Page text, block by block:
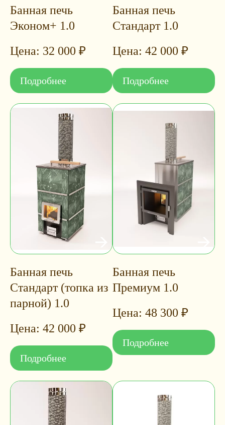
Банная печь
Эконом+ 1.0
32 000 ₽
Подробнее
Банная печь
Стандарт 1.0
42 000 ₽
Подробнее
Банная печь
Стандарт (топка из
парной) 1.0
42 000 ₽
Подробнее
Банная печь
Премиум 1.0
48 300 ₽
Подробнее